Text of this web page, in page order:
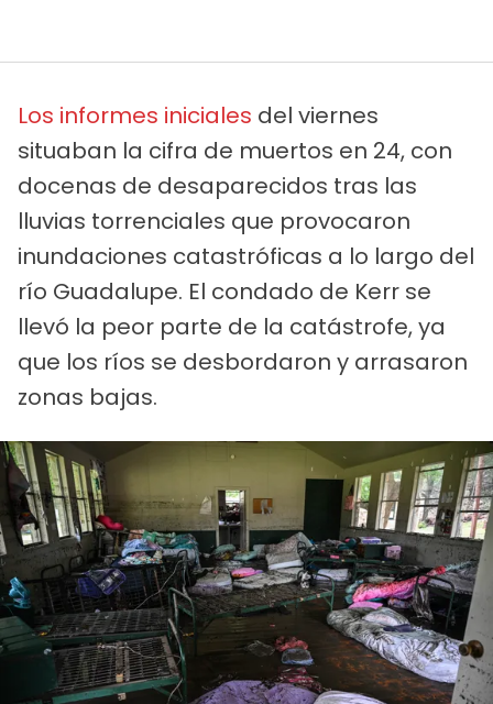
Los informes iniciales del viernes
situaban la cifra de muertos en 24, con
docenas de desaparecidos tras las
lluvias torrenciales que provocaron
inundaciones catastróficas a lo largo del
río Guadalupe. El condado de Kerr se
llevó la peor parte de la catástrofe, ya
que los ríos se desbordaron y arrasaron
zonas bajas.